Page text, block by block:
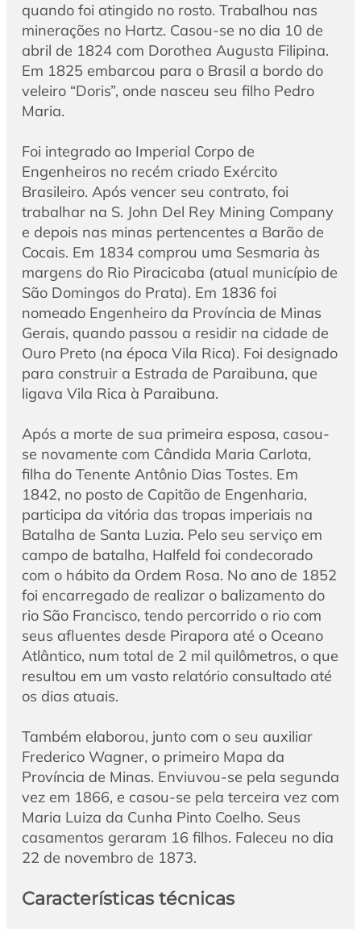
quando foi atingido no rosto. Trabalhou nas
minerações no Hartz. Casou-se no dia 10 de
abril de 1824 com Dorothea Augusta Filipina.
Em 1825 embarcou para o Brasil a bordo do
veleiro “Doris”, onde nasceu seu filho Pedro
Maria.
Foi integrado ao Imperial Corpo de
Engenheiros no recém criado Exército
Brasileiro. Após vencer seu contrato, foi
trabalhar na S. John Del Rey Mining Company
e depois nas minas pertencentes a Barão de
Cocais. Em 1834 comprou uma Sesmaria às
margens do Rio Piracicaba (atual município de
São Domingos do Prata). Em 1836 foi
nomeado Engenheiro da Província de Minas
Gerais, quando passou a residir na cidade de
Ouro Preto (na época Vila Rica). Foi designado
para construir a Estrada de Paraibuna, que
ligava Vila Rica à Paraibuna.
Após a morte de sua primeira esposa, casou-
se novamente com Cândida Maria Carlota,
filha do Tenente Antônio Dias Tostes. Em
1842, no posto de Capitão de Engenharia,
participa da vitória das tropas imperiais na
Batalha de Santa Luzia. Pelo seu serviço em
campo de batalha, Halfeld foi condecorado
com o hábito da Ordem Rosa. No ano de 1852
foi encarregado de realizar o balizamento do
rio São Francisco, tendo percorrido o rio com
seus afluentes desde Pirapora até o Oceano
Atlântico, num total de 2 mil quilômetros, o que
resultou em um vasto relatório consultado até
os dias atuais.
Também elaborou, junto com o seu auxiliar
Frederico Wagner, o primeiro Mapa da
Província de Minas. Enviuvou-se pela segunda
vez em 1866, e casou-se pela terceira vez com
Maria Luiza da Cunha Pinto Coelho. Seus
casamentos geraram 16 filhos. Faleceu no dia
22 de novembro de 1873.
Características técnicas